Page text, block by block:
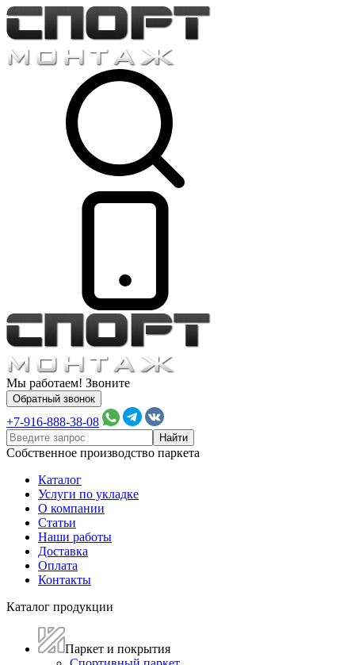
Мы работаем! Звоните
Обратный звонок
+7-916-888-38-08
Собственное производство паркета
Каталог
Услуги по укладке
О компании
Статьи
Наши работы
Доставка
Оплата
Контакты
Каталог продукции
Паркет и покрытия